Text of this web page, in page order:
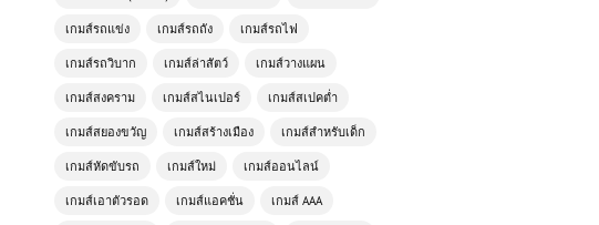
เกมส์รถแข่ง เกมส์รถถัง เกมส์รถไฟ
เกมส์รถวิบาก เกมส์ล่าสัตว์ เกมส์วางแผน
เกมส์สงคราม เกมส์สไนเปอร์ เกมส์สเปคต่ำ
เกมส์สยองขวัญ เกมส์สร้างเมือง เกมส์สำหรับเด็ก
เกมส์หัดขับรถ เกมส์ใหม่ เกมส์ออนไลน์
เกมส์เอาตัวรอด เกมส์แอคชั่น เกมส์ AAA
เกมส์ออนไลน์ฟรี F1 Drift Racer สุด
ดริฟต์
เกมส์ออนไลน์ฟรี Speedrun Parkour
จังหวะในตัวคุณ